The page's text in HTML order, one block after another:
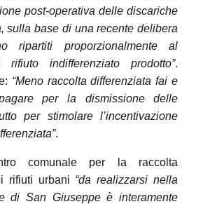
post-operativa delle discariche
sulla base di una recente delibera
ripartiti proporzionalmente al
rifiuto indifferenziato prodotto”.
“Meno raccolta differenziata fai e
per la dismissione delle
per stimolare l’incentivazione
.
comunale per la raccolta
rifiuti urbani “da realizzarsi nella
di San Giuseppe è interamente